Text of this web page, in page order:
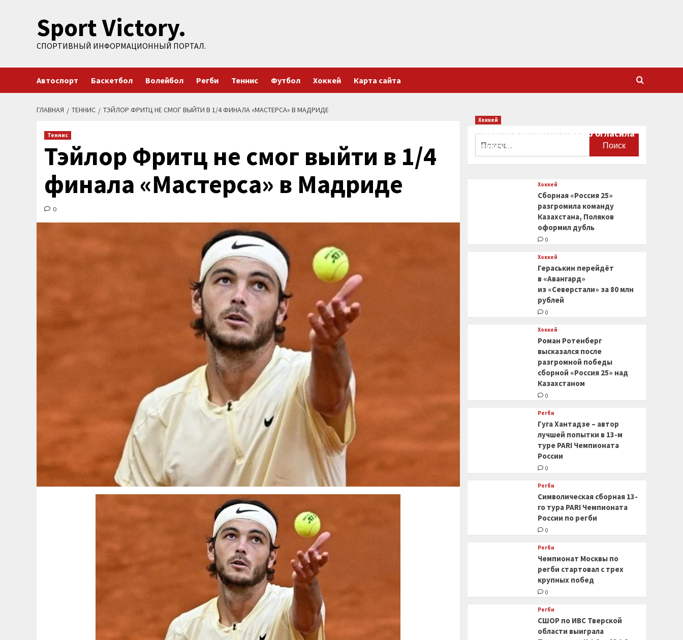
содержимомуSport Victory.
СПОРТИВНЫЙ ИНФОРМАЦИОННЫЙ ПОРТАЛ.
Автоспорт Баскетбол Волейбол Регби Теннис Футбол Хоккей Карта сайта
ГЛАВНАЯ ТЕННИС ТЭЙЛОР ФРИТЦ НЕ СМОГ ВЫЙТИ В 1/4 ФИНАЛА «МАСТЕРСА» В МАДРИДЕ
Теннис
Тэйлор Фритц не смог выйти в 1/4
финала «Мастерса» в Мадриде
0
Хоккей
Сборная Канады по хоккею огласила
заявку на чемпионат мира
Хоккей
Сборная «Россия 25»
разгромила команду
Казахстана, Поляков
оформил дубль
0
Хоккей
Гераськин перейдёт
в «Авангард»
из «Северстали» за 80 млн
рублей
0
Хоккей
Роман Ротенберг
высказался после
разгромной победы
сборной «Россия 25» над
Казахстаном
0
Регби
Гуга Хантадзе – автор
лучшей попытки в 13-м
туре PARI Чемпионата
России
0
Регби
Символическая сборная 13-
го тура PARI Чемпионата
России по регби
0
Регби
Чемпионат Москвы по
регби стартовал с трех
крупных побед
0
Регби
СШОР по ИВС Тверской
области выиграла